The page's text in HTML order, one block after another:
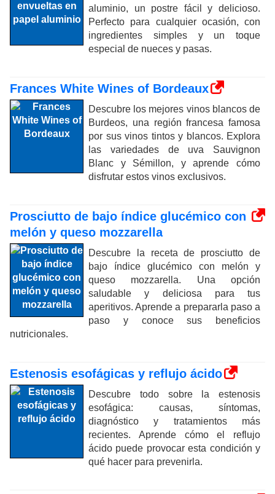
aluminio, un postre fácil y delicioso.
Perfecto para cualquier ocasión, con
ingredientes simples y un toque
especial de nueces y pasas.
Frances White Wines of Bordeaux
Descubre los mejores vinos blancos de
Burdeos, una región francesa famosa
por sus vinos tintos y blancos. Explora
las variedades de uva Sauvignon
Blanc y Sémillon, y aprende cómo
disfrutar estos vinos exclusivos.
Prosciutto de bajo índice glucémico con
melón y queso mozzarella
Descubre la receta de prosciutto de
bajo índice glucémico con melón y
queso mozzarella. Una opción
saludable y deliciosa para tus
aperitivos. Aprende a prepararla paso a
paso y conoce sus beneficios
nutricionales.
Estenosis esofágicas y reflujo ácido
Descubre todo sobre la estenosis
esofágica: causas, síntomas,
diagnóstico y tratamientos más
recientes. Aprende cómo el reflujo
ácido puede provocar esta condición y
qué hacer para prevenirla.